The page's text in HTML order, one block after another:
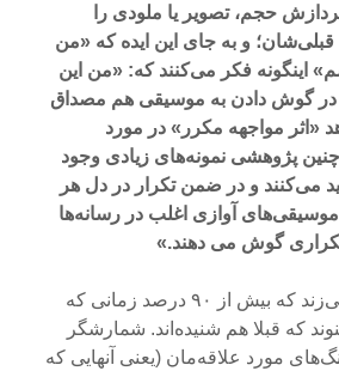
حجم، تصویر یا ملودی را
و به جای این ایده که «من
اینگونه فکر می‌کنند که: «من این
در گوش دادن به موسیقی هم مصداق
«اثر مواجهه مکرر» در مورد
پژوهشی نمونه‌های زیادی وجود
می‌کنند و در ضمن تکرار در دل هر
آوازی اغلب در رسانه‌ها
تکراری گوش می دهند.»
دیوید هورون (۳) موسیقیدان دانشگاه ایالتی اوهایو تخمین می‌زند که بیش از ۹۰ درصد زمانی که
که قبلا هم شنیده‌اند. شمارشگر
مورد علاقه‌مان (یعنی آنهایی که